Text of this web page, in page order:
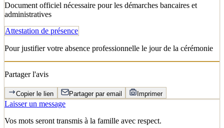
Document officiel nécessaire pour les démarches bancaires et
administratives
Attestation de présence
Pour justifier votre absence professionnelle le jour de la cérémonie
Partager l'avis
Copier le lien Partager par email Imprimer
Laisser un message
Vos mots seront transmis à la famille avec respect.